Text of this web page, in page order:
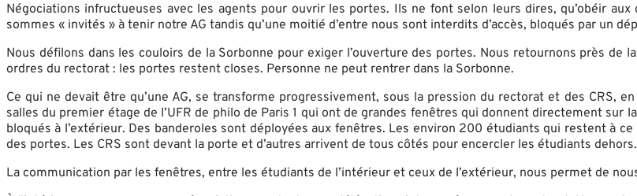
Négociations infructueuses avec les agents pour ouvrir les portes. Ils ne font selon leurs dires, qu’obéir
sommes « invités » à tenir notre AG tandis qu’une moitié d’entre nous sont interdits d’accès, bloqués par un
Nous défilons dans les couloirs de la Sorbonne pour exiger l’ouverture des portes. Nous retournons près de
ordres du rectorat : les portes restent closes. Personne ne peut rentrer dans la Sorbonne.
Ce qui ne devait être qu’une AG, se transforme progressivement, sous la pression du rectorat et des CRS,
salles du premier étage de l’UFR de philo de Paris 1 qui ont de grandes fenêtres qui donnent directement sur
bloqués à l’extérieur. Des banderoles sont déployées aux fenêtres. Les environ 200 étudiants qui restent à
des portes. Les CRS sont devant la porte et d’autres arrivent de tous côtés pour encercler les étudiants dehors.
La communication par les fenêtres, entre les étudiants de l’intérieur et ceux de l’extérieur, nous permet de